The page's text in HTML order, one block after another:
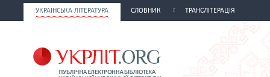
УКРАЇНСЬКА ЛІТЕРАТУРА СЛОВНИК ТРАНСЛІТЕРАЦІЯ